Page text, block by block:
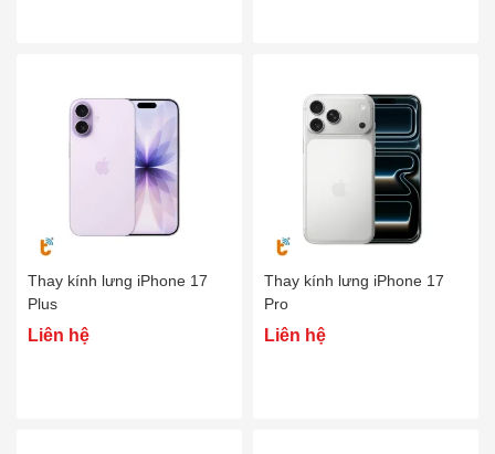
Thay kính lưng iPhone 17
Plus
Liên hệ
Thay kính lưng iPhone 17
Pro
Liên hệ